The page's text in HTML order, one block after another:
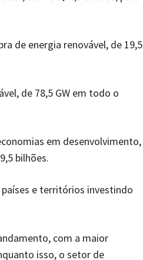
de energia renovável, de 19,5
de 78,5 GW em todo o
em desenvolvimento,
bilhões.
e territórios investindo
com a maior
isso, o setor de